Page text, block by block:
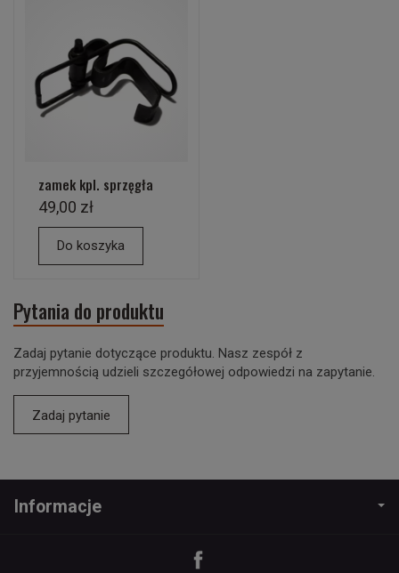
zamek kpl. sprzęgła
49,00 zł
Do koszyka
Pytania do produktu
Zadaj pytanie dotyczące produktu. Nasz zespół z
przyjemnością udzieli szczegółowej odpowiedzi na zapytanie.
Zadaj pytanie
Informacje